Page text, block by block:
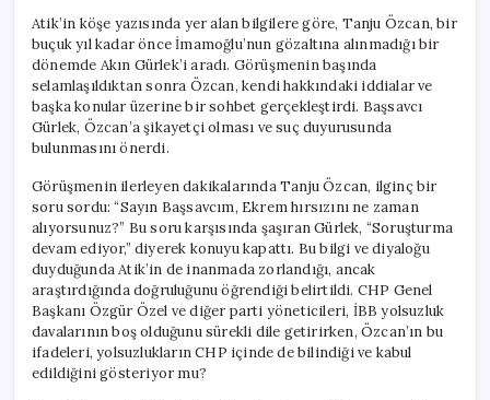
Atik’in köşe yazısında yer alan bilgilere göre, Tanju Özcan, bir
buçuk yıl kadar önce İmamoğlu’nun gözaltına alınmadığı bir
dönemde Akın Gürlek’i aradı. Görüşmenin başında
selamlaşıldıktan sonra Özcan, kendi hakkındaki iddialar ve
başka konular üzerine bir sohbet gerçekleştirdi. Başsavcı
Gürlek, Özcan’a şikayetçi olması ve suç duyurusunda
bulunmasını önerdi.
Görüşmenin ilerleyen dakikalarında Tanju Özcan, ilginç bir
soru sordu: “Sayın Başsavcım, Ekrem hırsızını ne zaman
alıyorsunuz?” Bu soru karşısında şaşıran Gürlek, “Soruşturma
devam ediyor,” diyerek konuyu kapattı. Bu bilgi ve diyaloğu
duyduğunda Atik’in de inanmada zorlandığı, ancak
araştırdığında doğruluğunu öğrendiği belirtildi. CHP Genel
Başkanı Özgür Özel ve diğer parti yöneticileri, İBB yolsuzluk
davalarının boş olduğunu sürekli dile getirirken, Özcan’ın bu
ifadeleri, yolsuzlukların CHP içinde de bilindiği ve kabul
edildiğini gösteriyor mu?